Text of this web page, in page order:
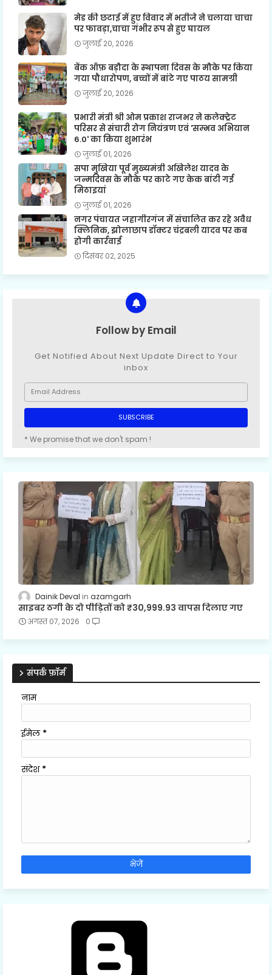
मेड की छटाई में हुए विवाद में भतीजे ने चलाया चाचा
पर फावड़ा,चाचा गंभीर रूप से हुए घायल
जुलाई 20, 2026
बैंक ऑफ़ बड़ौदा के स्थापना दिवस के मौके पर किया
गया पौधारोपण, बच्चों में बांटे गए पाठय सामग्री
जुलाई 20, 2026
प्रभारी मंत्री श्री ओम प्रकाश राजभर ने कलेक्ट्रेट
परिसर से संचारी रोग नियंत्रण एवं 'सम्भव अभियान
6.0' का किया शुभारंभ
जुलाई 01, 2026
सपा मुखिया पूर्व मुख्यमंत्री अखिलेश यादव के
जन्मदिवस के मौके पर काटे गए केक बांटी गई
मिठाइयां
जुलाई 01, 2026
नगर पंचायत जहागीरगंज में संचालित कर रहे अवैध
क्लिनिक, झोलाछाप डॉक्टर चंद्रबली यादव पर कब
होगी कार्रवाई
दिसंबर 02, 2025
Follow by Email
Get Notified About Next Update Direct to Your
inbox
* We promise that we don't spam !
Dainik Deval azamgarh
साइबर ठगी के दो पीड़ितों को ₹30,999.93 वापस दिलाए गए
अगस्त 07, 2026 0
संपर्क फ़ॉर्म
नाम
ईमेल *
संदेश *